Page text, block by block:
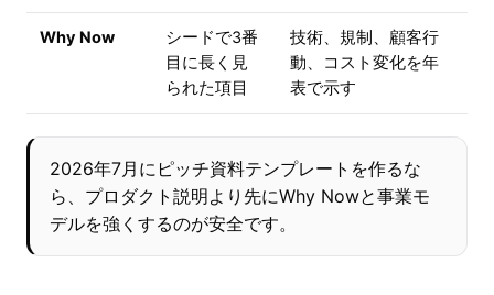
Why Now
シードで3番
目に長く見
られた項目
技術、規制、顧客行
動、コスト変化を年
表で示す
2026年7月にピッチ資料テンプレートを作るな
ら、プロダクト説明より先にWhy Nowと事業モ
デルを強くするのが安全です。